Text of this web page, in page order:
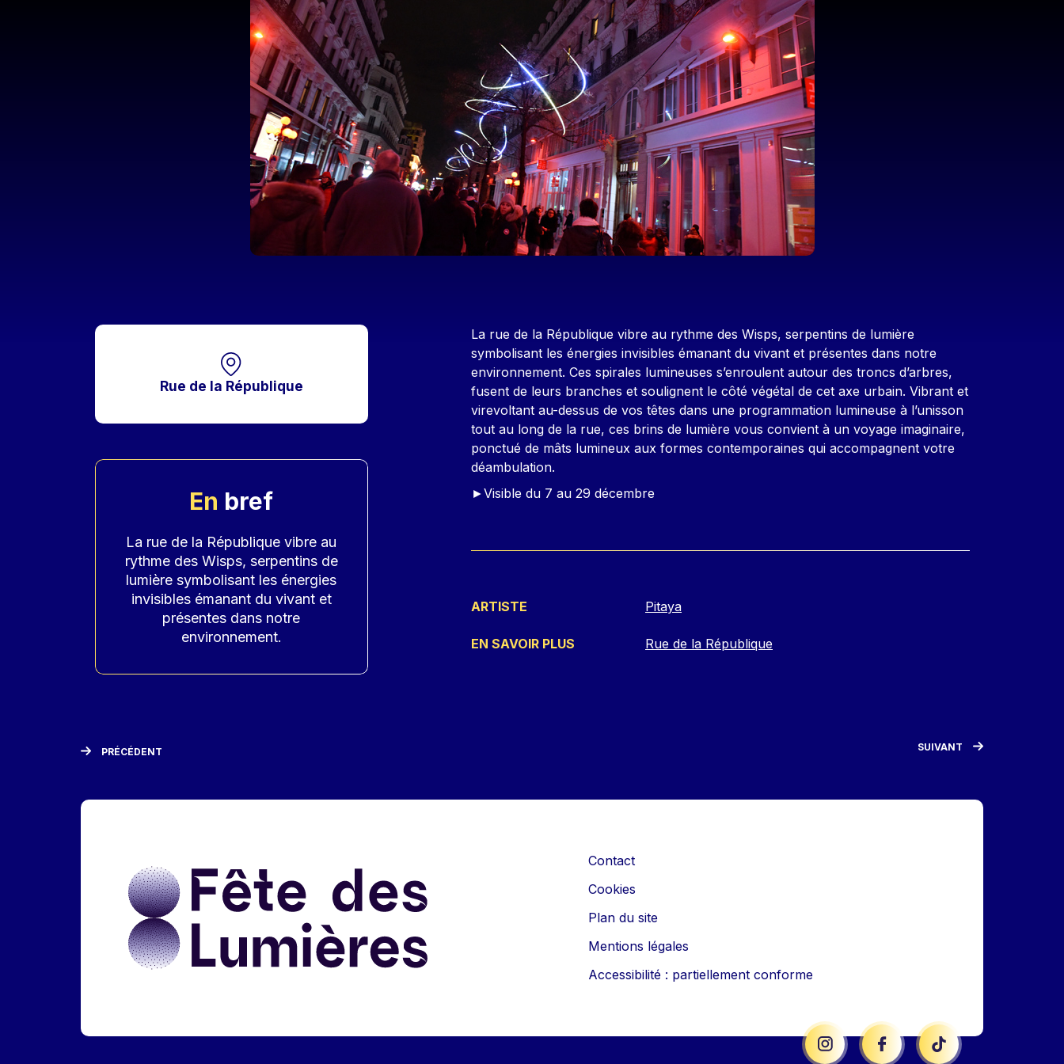
Rue de la République
En bref
Accroche
La rue de la République vibre au
rythme des Wisps, serpentins de
lumière symbolisant les énergies
invisibles émanant du vivant et
présentes dans notre
environnement.
Contenu
La rue de la République vibre au rythme des Wisps, serpentins de lumière
symbolisant les énergies invisibles émanant du vivant et présentes dans notre
environnement. Ces spirales lumineuses s’enroulent autour des troncs d’arbres,
fusent de leurs branches et soulignent le côté végétal de cet axe urbain. Vibrant et
virevoltant au-dessus de vos têtes dans une programmation lumineuse à l’unisson
tout au long de la rue, ces brins de lumière vous convient à un voyage imaginaire,
ponctué de mâts lumineux aux formes contemporaines qui accompagnent votre
déambulation.
►Visible du 7 au 29 décembre
ARTISTE Pitaya
EN SAVOIR PLUS Rue de la République
PRÉCÉDENT SUIVANT
Contact
Cookies
Plan du site
Mentions légales
Accessibilité : partiellement conforme